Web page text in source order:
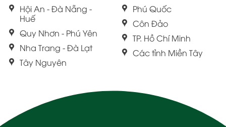
Hội An - Đà Nẵng -
Huế
Quy Nhơn - Phú Yên
Nha Trang - Đà Lạt
Tây Nguyên
Phú Quốc
Côn Đảo
TP. Hồ Chí Minh
Các tỉnh Miền Tây